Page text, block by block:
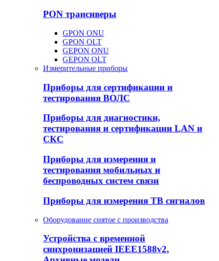
PON трансиверы
GPON ONU
GPON OLT
GEPON ONU
GEPON OLT
Измерительные приборы
Приборы для сертификации и
тестирования ВОЛС
Приборы для диагностики,
тестирования и сертификации LAN и
СКС
Приборы для измерения и
тестирования мобильных и
беспроводных систем связи
Приборы для измерения ТВ сигналов
Оборудование снятое с производства
Устройства с временной
синхронизацией IEEE1588v2.